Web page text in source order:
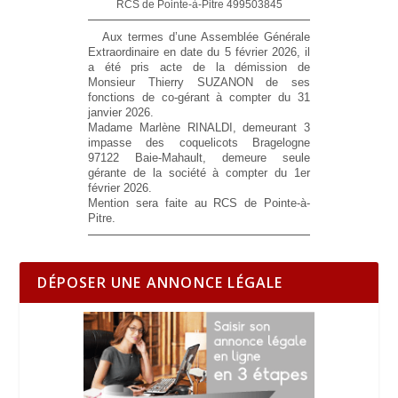
RCS de Pointe-à-Pitre 499503845
Aux termes d’une Assemblée Générale
Extraordinaire en date du 5 février 2026, il
a été pris acte de la démission de
Monsieur Thierry SUZANON de ses
fonctions de co-gérant à compter du 31
janvier 2026.
Madame Marlène RINALDI, demeurant 3
impasse des coquelicots Bragelogne
97122 Baie-Mahault, demeure seule
gérante de la société à compter du 1er
février 2026.
Mention sera faite au RCS de Pointe-à-
Pitre.
DÉPOSER UNE ANNONCE LÉGALE